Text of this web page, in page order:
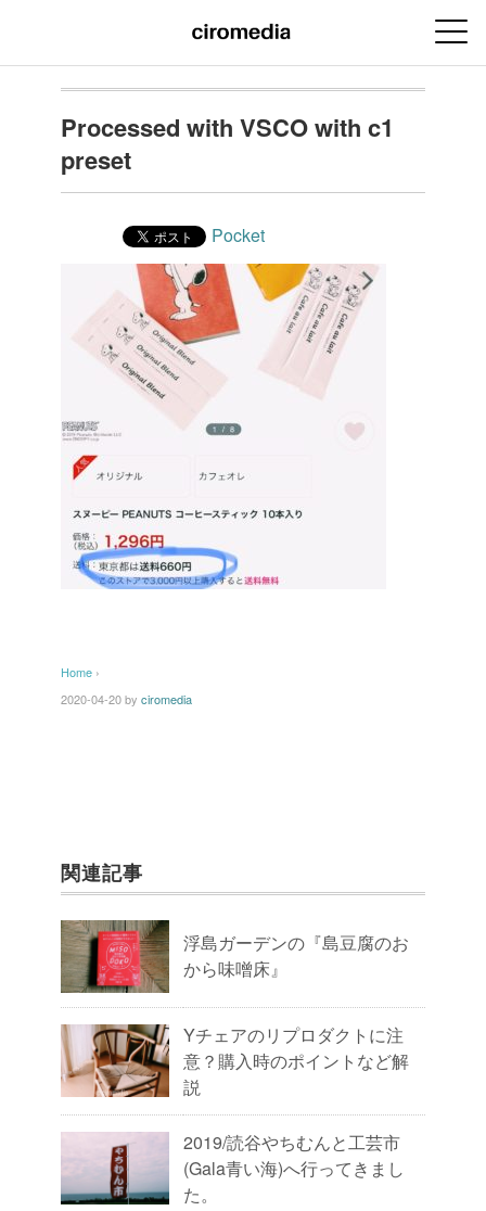
Processed with VSCO with c1
preset
Pocket
Home ›
2020-04-20by ciromedia
関連記事
浮島ガーデンの『島豆腐のお
から味噌床』
Yチェアのリプロダクトに注
意？購入時のポイントなど解
説
2019/読谷やちむんと工芸市
(Gala青い海)へ行ってきまし
た。